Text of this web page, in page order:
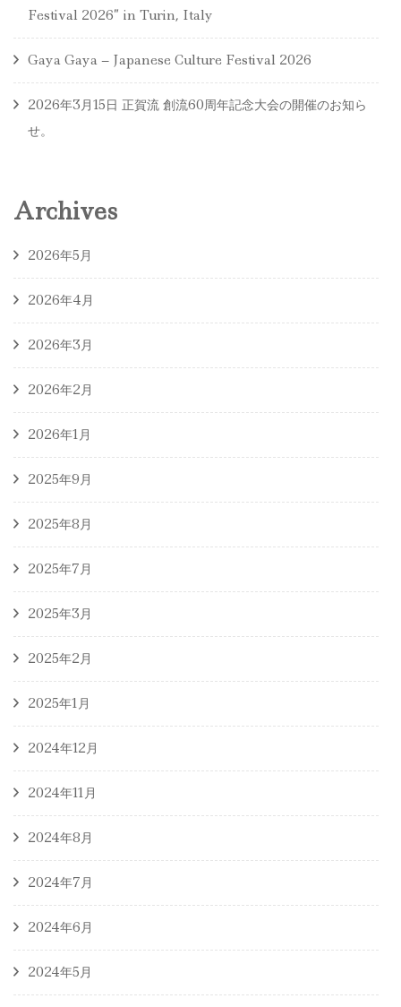
Festival 2026” in Turin, Italy
Gaya Gaya – Japanese Culture Festival 2026
2026年3月15日 正賀流 創流60周年記念大会の開催のお知ら
せ。
Archives
2026年5月
2026年4月
2026年3月
2026年2月
2026年1月
2025年9月
2025年8月
2025年7月
2025年3月
2025年2月
2025年1月
2024年12月
2024年11月
2024年8月
2024年7月
2024年6月
2024年5月